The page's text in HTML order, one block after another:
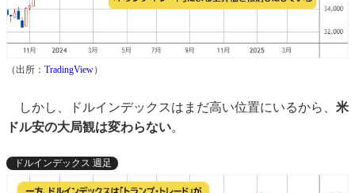
（出所： TradingView）
しかし、ドルインデックスはまだ高い位置にいるから、 米
ドル安の大局観は変わらない。
ドルインデックス 週足